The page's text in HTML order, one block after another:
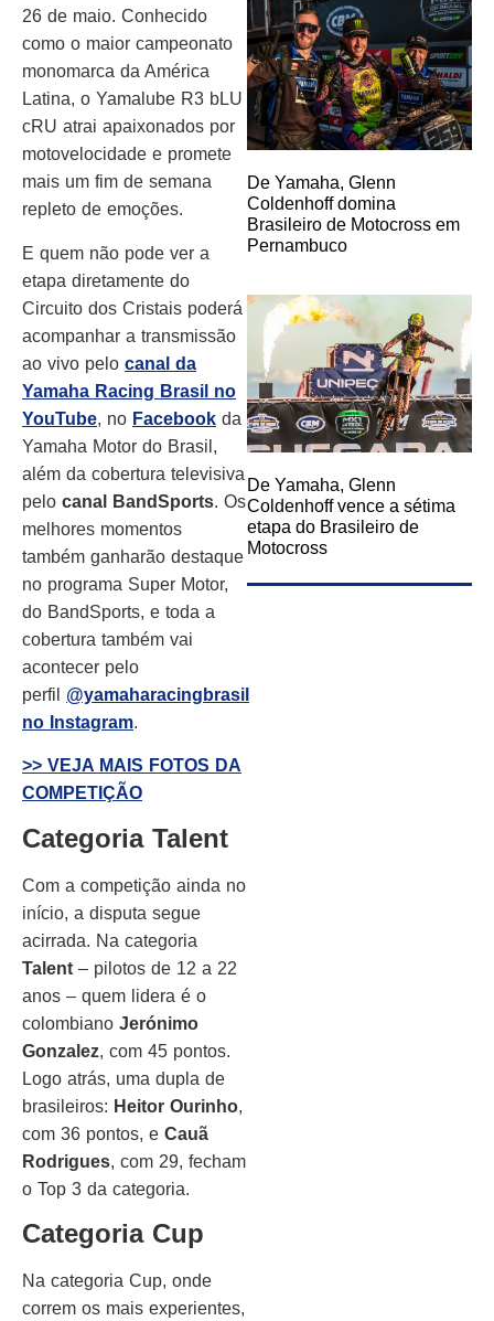
26 de maio. Conhecido
como o maior campeonato
monomarca da América
Latina, o Yamalube R3 bLU
cRU atrai apaixonados por
motovelocidade e promete
mais um fim de semana
repleto de emoções.
E quem não pode ver a
etapa diretamente do
Circuito dos Cristais poderá
acompanhar a transmissão
ao vivo pelo canal da
Yamaha Racing Brasil no
YouTube, no Facebook da
Yamaha Motor do Brasil,
além da cobertura televisiva
pelo canal BandSports. Os
melhores momentos
também ganharão destaque
no programa Super Motor,
do BandSports, e toda a
cobertura também vai
acontecer pelo
perfil @yamaharacingbrasil
no Instagram.
>> VEJA MAIS FOTOS DA
COMPETIÇÃO
Categoria Talent
Com a competição ainda no
início, a disputa segue
acirrada. Na categoria
Talent – pilotos de 12 a 22
anos – quem lidera é o
colombiano Jerónimo
Gonzalez, com 45 pontos.
Logo atrás, uma dupla de
brasileiros: Heitor Ourinho,
com 36 pontos, e Cauã
Rodrigues, com 29, fecham
o Top 3 da categoria.
Categoria Cup
Na categoria Cup, onde
correm os mais experientes,
De Yamaha, Glenn
Coldenhoff domina
Brasileiro de Motocross em
Pernambuco
De Yamaha, Glenn
Coldenhoff vence a sétima
etapa do Brasileiro de
Motocross